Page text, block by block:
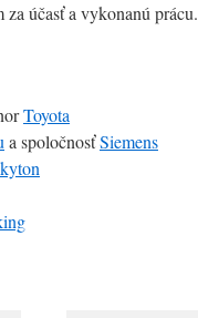
účasť a vykonanú prácu.
Toyota
a spoločnosťSiemens